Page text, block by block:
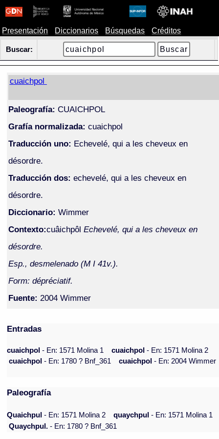
Presentación Diccionarios Búsquedas Créditos
Buscar:
cuaichpol
Paleografía: CUAICHPOL
Grafía normalizada: cuaichpol
Traducción uno: Echevelé, qui a les cheveux en
désordre.
Traducción dos: echevelé, qui a les cheveux en
désordre.
Diccionario: Wimmer
Contexto:cuâichpôl Echevelé, qui a les cheveux en
désordre.
Esp., desmelenado (M I 41v.).
Form: dépréciatif.
Fuente: 2004 Wimmer
Entradas
cuaichpol- En: 1571 Molina 1 cuaichpol- En: 1571 Molina 2
cuaichpol- En: 1780 ? Bnf_361 cuaichpol- En: 2004 Wimmer
Paleografía
Quaichpul - En: 1571 Molina 2 quaychpul - En: 1571 Molina 1
Quaychpul. - En: 1780 ? Bnf_361